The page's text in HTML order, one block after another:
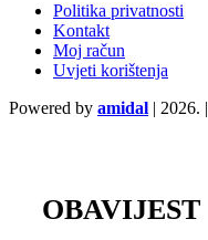
Politika privatnosti
Kontakt
Moj račun
Uvjeti korištenja
Powered by amidal | 2026. |
OBAVIJEST